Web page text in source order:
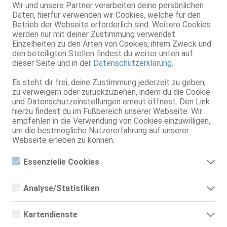
Wir und unsere Partner verarbeiten deine persönlichen
Daten, hierfür verwenden wir Cookies, welche für den
Betrieb der Webseite erforderlich sind. Weitere Cookies
werden nur mit deiner Zustimmung verwendet.
Einzelheiten zu den Arten von Cookies, ihrem Zweck und
den beteiligten Stellen findest du weiter unten auf
dieser Seite und in der Datenschutzerklärung.
Es steht dir frei, deine Zustimmung jederzeit zu geben,
zu verweigern oder zurückzuziehen, indem du die Cookie-
und Datenschutzeinstellungen erneut öffnest. Den Link
hierzu findest du im Fußbereich unserer Webseite. Wir
empfehlen in die Verwendung von Cookies einzuwilligen,
um die bestmögliche Nutzererfahrung auf unserer
Webseite erleben zu können.
Essenzielle Cookies
Essenzielle Cookies sind alle notwendigen Cookies, die für den
ermöglicht werden. Die Webseite kann ohne diese Cookies
Analyse/Statistiken
Analyse- bzw. Statistikcookies sind Cookies, die der Analyse
anonymisierten Zugriffsstatistiken dienen. Sie helfen den
Kartendienste
Homepage:
http://www.fkk-zeus.de
Adresse
Otto-Lilienthal-Str. 3
49134 Osnabrück/Wallenhorst
Montag
11:00 - 23:00 Uhr
Dienstag
11:00 - 23:00 Uhr
Mittwoch
11:00 - 23:00 Uhr
Donnerstag
11:00 - 23:00 Uhr
Freitag
11:00 - 23:00 Uhr
Sonntag
11:00 - 23:00 Uhr
An Partytagen gelten
andere Öffnungszeiten,
die zeitnah bekannt
gegeben werden